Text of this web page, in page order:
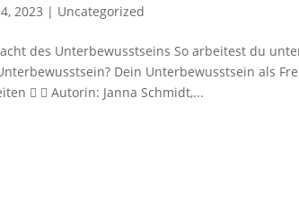
2023 | Uncategorized
des Unterbewusstseins ‎So arbeitest du
Dein Unterbewusstsein als
  Autorin: Janna Schmidt,...